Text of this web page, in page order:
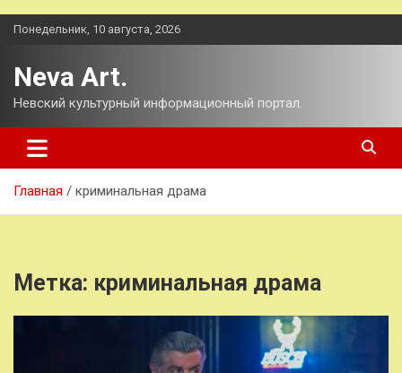
Перейти
Понедельник, 10 августа, 2026
Neva Art.
Невский культурный информационный портал.
Главная криминальная драма
Метка: криминальная драма